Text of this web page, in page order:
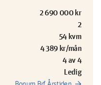
2 690 000 kr
2
54 kvm
4 389 kr/mån
4 av 4
Ledig